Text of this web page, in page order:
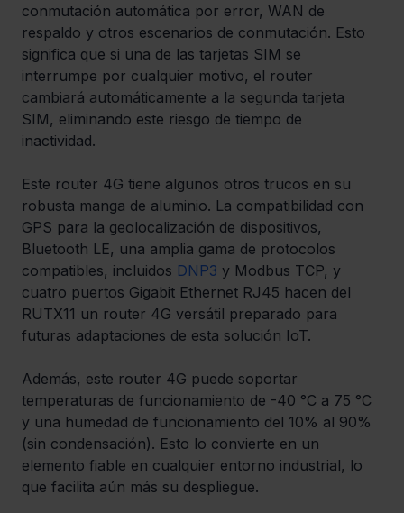
conmutación automática por error, WAN de
respaldo y otros escenarios de conmutación. Esto
significa que si una de las tarjetas SIM se
interrumpe por cualquier motivo, el router
cambiará automáticamente a la segunda tarjeta
SIM, eliminando este riesgo de tiempo de
inactividad.
Este router 4G tiene algunos otros trucos en su
robusta manga de aluminio. La compatibilidad con
GPS para la geolocalización de dispositivos,
Bluetooth LE, una amplia gama de protocolos
compatibles, incluidos DNP3 y Modbus TCP, y
cuatro puertos Gigabit Ethernet RJ45 hacen del
RUTX11 un router 4G versátil preparado para
futuras adaptaciones de esta solución IoT.
Además, este router 4G puede soportar
temperaturas de funcionamiento de -40 °C a 75 °C
y una humedad de funcionamiento del 10% al 90%
(sin condensación). Esto lo convierte en un
elemento fiable en cualquier entorno industrial, lo
que facilita aún más su despliegue.